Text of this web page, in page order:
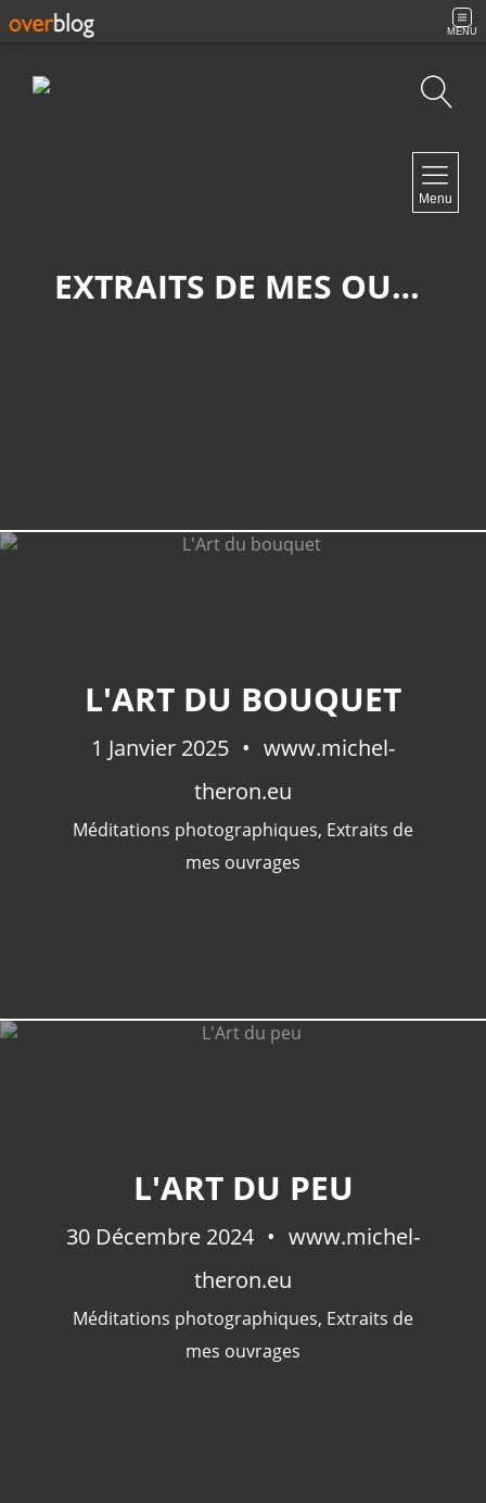
MENU
Menu
EXTRAITS DE MES OUVRAGES
L'ART DU BOUQUET
1 Janvier 2025
www.michel-
theron.eu
Méditations photographiques, Extraits de
mes ouvrages
L'ART DU PEU
30 Décembre 2024
www.michel-
theron.eu
Méditations photographiques, Extraits de
mes ouvrages
Extraits De Mes Ouvrages(535)
Méditations Photographiques
Fictions
Littérature(32)